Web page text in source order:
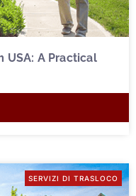
USA: A Practical
SERVIZI DI TRASLOCO